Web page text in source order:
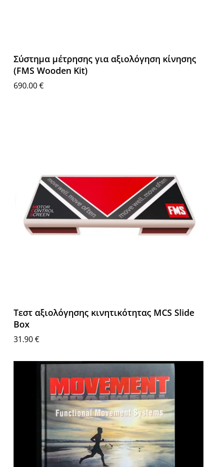
Σύστημα μέτρησης για αξιολόγηση κίνησης
(FMS Wooden Kit)
690.00€
Tεστ αξιολόγησης κινητικότητας MCS Slide
Box
31.90€